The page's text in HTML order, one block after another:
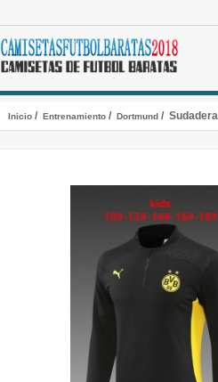
Inicio/ Entrenamiento/ Dortmund/ Sudaderas